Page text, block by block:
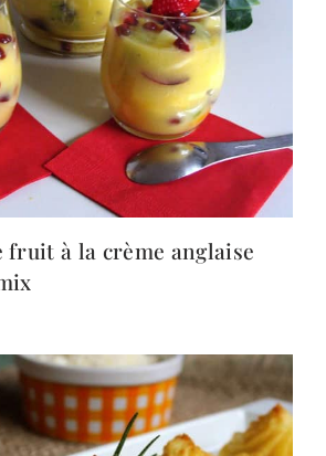
fruit à la crème anglaise